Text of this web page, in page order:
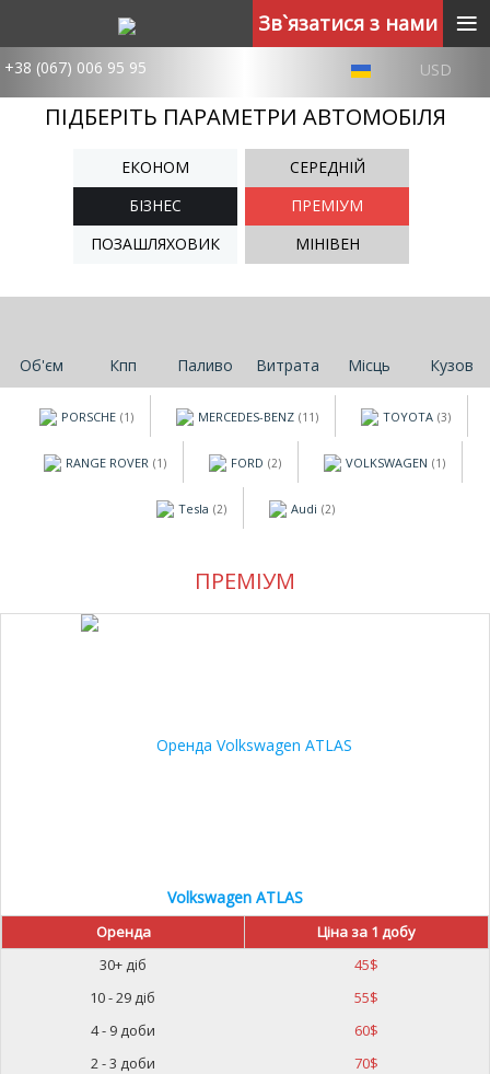
+38 (067) 006 95 95 USD
ПІДБЕРІТЬ ПАРАМЕТРИ АВТОМОБІЛЯ
ЕКОНОМ
СЕРЕДНІЙ
БІЗНЕС
ПРЕМІУМ
ПОЗАШЛЯХОВИК
МІНІВЕН
Об'єм Кпп Паливо Витрата Місць Кузов
PORSCHE (1) MERCEDES-BENZ (11) TOYOTA (3)
RANGE ROVER (1) FORD (2) VOLKSWAGEN (1)
Tesla (2) Audi (2)
ПРЕМІУМ
Volkswagen ATLAS
Оренда
Ціна за 1 добу
30+ діб
45$
10 - 29 діб
55$
4 - 9 доби
60$
2 - 3 доби
70$
Зв`язатися з нами ≡